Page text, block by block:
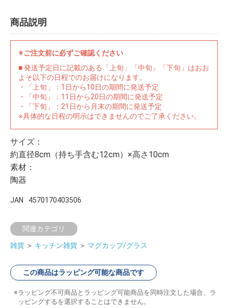
商品説明
※ご注文前に必ずご確認ください
■ 発送予定日に記載のある「上旬」「中旬」「下旬」はおお
よそ以下の日程でのお届けになります。
・「上旬」：1日から10日の期間に発送予定
・「中旬」：11日から20日の期間に発送予定
・「下旬」：21日から月末の期間に発送予定
※具体的な日程の明示はできませんのでご了承ください。
サイズ：
約直径8cm（持ち手含む12cm）×高さ10cm
素材：
陶器
JAN 4570170403506
関連カテゴリ
雑貨 ＞ キッチン雑貨 ＞ マグカップ/グラス
この商品はラッピング可能な商品です
ラッピング不可商品とラッピング可能商品を同時注文した場合、ラ
ッピングするを選択することはできません。
イラストレ
ーター
アダルトグ
ッズ